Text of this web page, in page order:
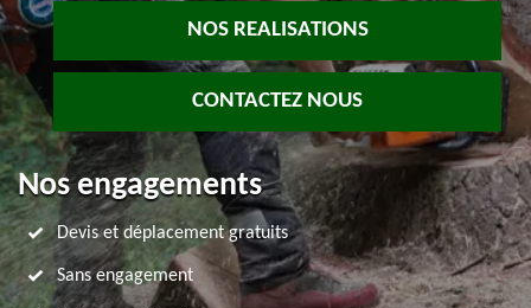
NOS REALISATIONS
CONTACTEZ NOUS
Nos engagements
Devis et déplacement gratuits
Sans engagement